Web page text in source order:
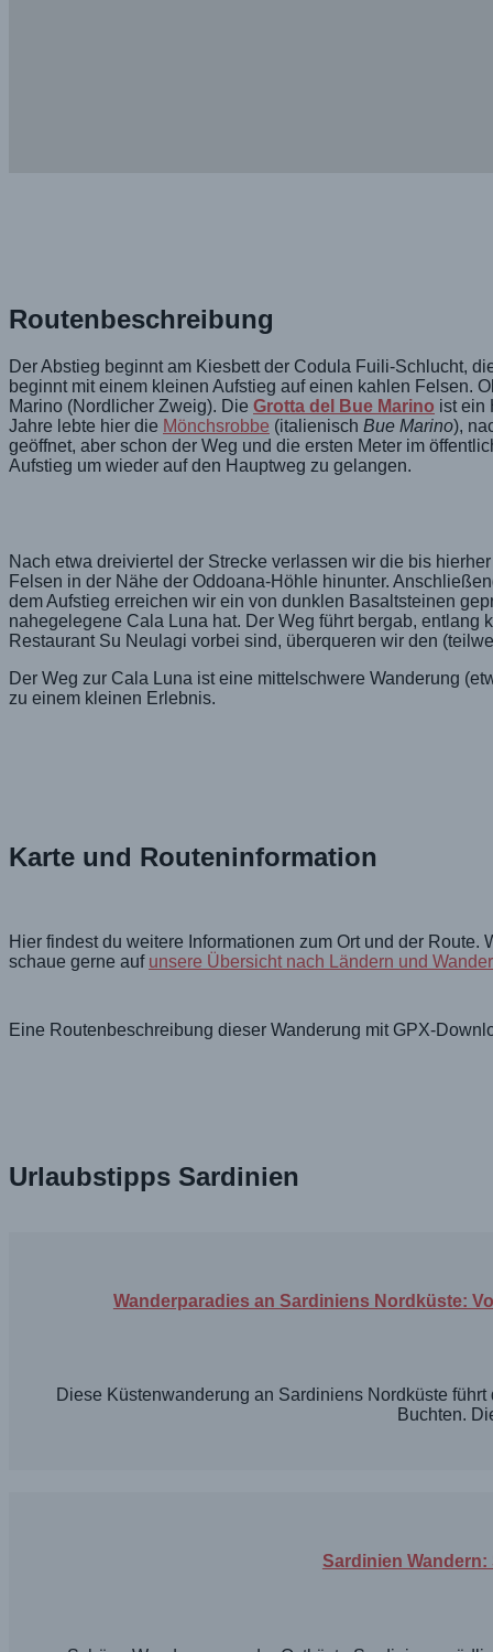
Routenbeschreibung
Der Abstieg beginnt am Kiesbett der Codula Fuili-Schlucht,
beginnt mit einem kleinen Aufstieg auf einen kahlen Felsen.
Marino (Nordlicher Zweig). Die Grotta del Bue Marino ist ein
Jahre lebte hier die Mönchsrobbe (italienisch Bue Marino),
geöffnet, aber schon der Weg und die ersten Meter im
Aufstieg um wieder auf den Hauptweg zu gelangen.
Nach etwa dreiviertel der Strecke verlassen wir die bis
Felsen in der Nähe der Oddoana-Höhle hinunter.
dem Aufstieg erreichen wir ein von dunklen Basaltsteinen
nahegelegene Cala Luna hat. Der Weg führt bergab,
Restaurant Su Neulagi vorbei sind, überqueren wir den
Der Weg zur Cala Luna ist eine mittelschwere Wanderung
zu einem kleinen Erlebnis.
Karte und Routeninformation
Hier findest du weitere Informationen zum Ort und der
schaue gerne auf unsere Übersicht nach Ländern und
Eine Routenbeschreibung dieser Wanderung mit GPX-
Urlaubstipps Sardinien
Wanderparadies an Sardiniens Nordküste:
Diese Küstenwanderung an Sardiniens Nordküste
Buchten.
Sardinien